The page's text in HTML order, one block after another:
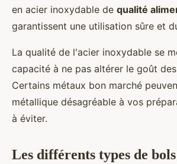
en acier inoxydable de qualité
garantissent une utilisation sûre et
La qualité de l'acier inoxydable se
capacité à ne pas altérer le goût
Certains métaux bon marché
métallique désagréable à vos
à éviter.
Les différents types de